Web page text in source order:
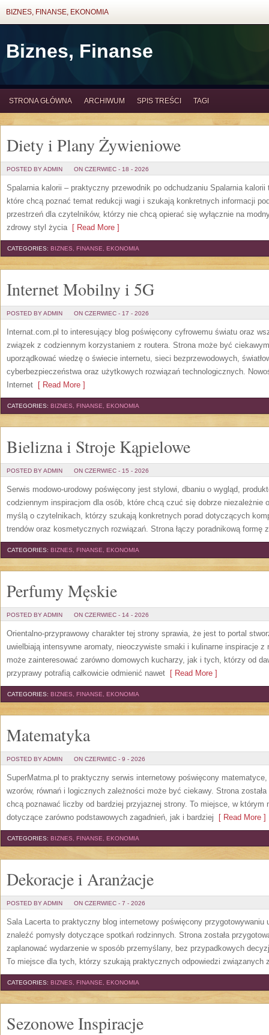
BIZNES, FINANSE, EKONOMIA
Biznes, Finanse
STRONA GŁÓWNA ARCHIWUM SPIS TREŚCI TAGI
Diety i Plany Żywieniowe
POSTED BY ADMIN ON CZERWIEC - 18 - 2026
Spalarnia kalorii – praktyczny przewodnik po odchudzaniu Spalarnia
które chcą poznać temat redukcji wagi i szukają konkretnych informacji
przestrzeń dla czytelników, którzy nie chcą opierać się wyłącznie na
zdrowy styl życia[ Read More ]
CATEGORIES: BIZNES, FINANSE, EKONOMIA
Internet Mobilny i 5G
POSTED BY ADMIN ON CZERWIEC - 17 - 2026
Internat.com.pl to interesujący blog poświęcony cyfrowemu światu oraz
związek z codziennym korzystaniem z routera. Strona może być
uporządkować wiedzę o świecie internetu, sieci bezprzewodowych,
cyberbezpieczeństwa oraz użytkowych rozwiązań technologicznych.
Internet [ Read More ]
CATEGORIES: BIZNES, FINANSE, EKONOMIA
Bielizna i Stroje Kąpielowe
POSTED BY ADMIN ON CZERWIEC - 15 - 2026
Serwis modowo-urodowy poświęcony jest stylowi, dbaniu o wygląd,
codziennym inspiracjom dla osób, które chcą czuć się dobrze niezależnie
myślą o czytelnikach, którzy szukają konkretnych porad dotyczących
trendów oraz kosmetycznych rozwiązań. Strona łączy poradnikową formę z
CATEGORIES: BIZNES, FINANSE, EKONOMIA
Perfumy Męskie
POSTED BY ADMIN ON CZERWIEC - 14 - 2026
Orientalno-przyprawowy charakter tej strony sprawia, że jest to portal
uwielbiają intensywne aromaty, nieoczywiste smaki i kulinarne inspiracje
może zainteresować zarówno domowych kucharzy, jak i tych, którzy od
przyprawy potrafią całkowicie odmienić nawet [ Read More ]
CATEGORIES: BIZNES, FINANSE, EKONOMIA
Matematyka
POSTED BY ADMIN ON CZERWIEC - 9 - 2026
SuperMatma.pl to praktyczny serwis internetowy poświęcony
wzorów, równań i logicznych zależności może być ciekawy. Strona
chcą poznawać liczby od bardziej przyjaznej strony. To miejsce, w którym
dotyczące zarówno podstawowych zagadnień, jak i bardziej [ Read More ]
CATEGORIES: BIZNES, FINANSE, EKONOMIA
Dekoracje i Aranżacje
POSTED BY ADMIN ON CZERWIEC - 7 - 2026
Sala Lacerta to praktyczny blog internetowy poświęcony
znaleźć pomysły dotyczące spotkań rodzinnych. Strona została
zaplanować wydarzenie w sposób przemyślany, bez przypadkowych
To miejsce dla tych, którzy szukają praktycznych odpowiedzi związanych
CATEGORIES: BIZNES, FINANSE, EKONOMIA
Sezonowe Inspiracje